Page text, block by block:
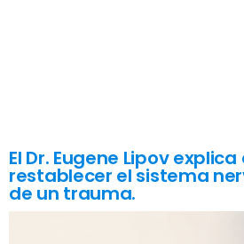
El Dr. Eugene Lipov
restablecer el sistema
de un trauma.